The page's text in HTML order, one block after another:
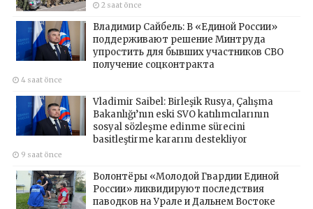
2 saat önce
Владимир Сайбель: В «Единой России»
поддерживают решение Минтруда
упростить для бывших участников СВО
получение соцконтракта
4 saat önce
Vladimir Saibel: Birleşik Rusya, Çalışma
Bakanlığı’nın eski SVO katılımcılarının
sosyal sözleşme edinme sürecini
basitleştirme kararını destekliyor
9 saat önce
Волонтёры «Молодой Гвардии Единой
России» ликвидируют последствия
паводков на Урале и Дальнем Востоке